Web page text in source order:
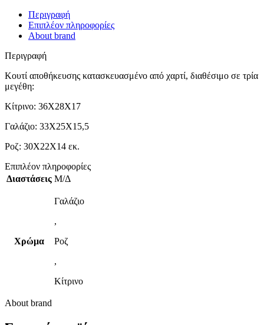
Περιγραφή
Επιπλέον πληροφορίες
About brand
Περιγραφή
Κουτί αποθήκευσης κατασκευασμένο από χαρτί, διαθέσιμο σε τρία
μεγέθη:
Κίτρινο: 36Χ28Χ17
Γαλάζιο: 33Χ25Χ15,5
Ροζ: 30Χ22Χ14 εκ.
Επιπλέον πληροφορίες
Διαστάσεις Μ/Δ
Χρώμα
Γαλάζιο
,
Ροζ
,
Κίτρινο
About brand